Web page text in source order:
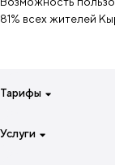
81% всех жителей
Тарифы
Для смартфона на 4
Услуги